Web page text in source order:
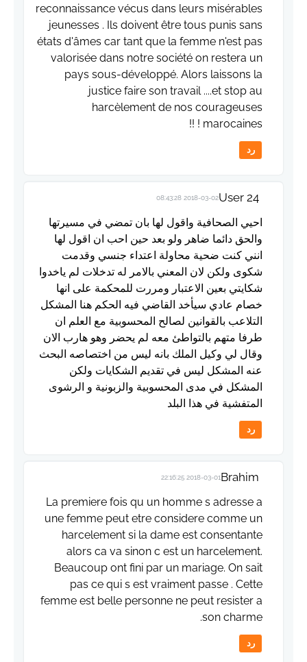
reconnaissance vécus dans leurs misérables
jeunesses . Ils doivent être tous punis sans
états d'âmes car tant que la femme n'est pas
valorisée dans notre société on restera un
pays sous-développé. Alors laissons la
justice faire son travail ....et stop au
harcèlement de nos courageuses
marocaines ! !!
رد
User 24
2018-03-02 08:43:28
احيي الصحافية واقول لها بان تمضي في مسيرتها
والحق دائما ضاهر ولو بعد حين احب ان اقول لها
انني كنت ضحية محاولة اعتداء جنسي وقدمت
شكوى ولكن لان المعني بالامر له تدخلات لم ياخدوا
شكايتي بعين الاعتبار ومررت للمحكمة على انها
خصام عادي سيأخد القاضي فيه الحكم هنا المشكل
التلاعب بالقوانين لصالح المحسوبية مع العلم ان
طرفا متهم بالتواطئ معه لم يحضر وهو هارب الان
وقال لي وكيل الملك بانه ليس من اختصاصه البحث
عنه المشكل ليس في تقديم الشكايات ولكن
المشكل في مدى المحسوبية والزبونية و الرشوى
المتفشية في هذا البلد
رد
Brahim
2018-03-01 22:16:25
La premiere fois qu un homme s adresse a
une femme peut etre considere comme un
harcelement si la dame est consentante
alors ca va sinon c est un harcelement.
Beaucoup ont fini par un mariage. On sait
pas ce qui s est vraiment passe . Cette
femme est belle personne ne peut resister a
son charme.
رد